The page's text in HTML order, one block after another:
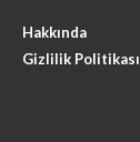
Hakkında
Gizlilik Politikası